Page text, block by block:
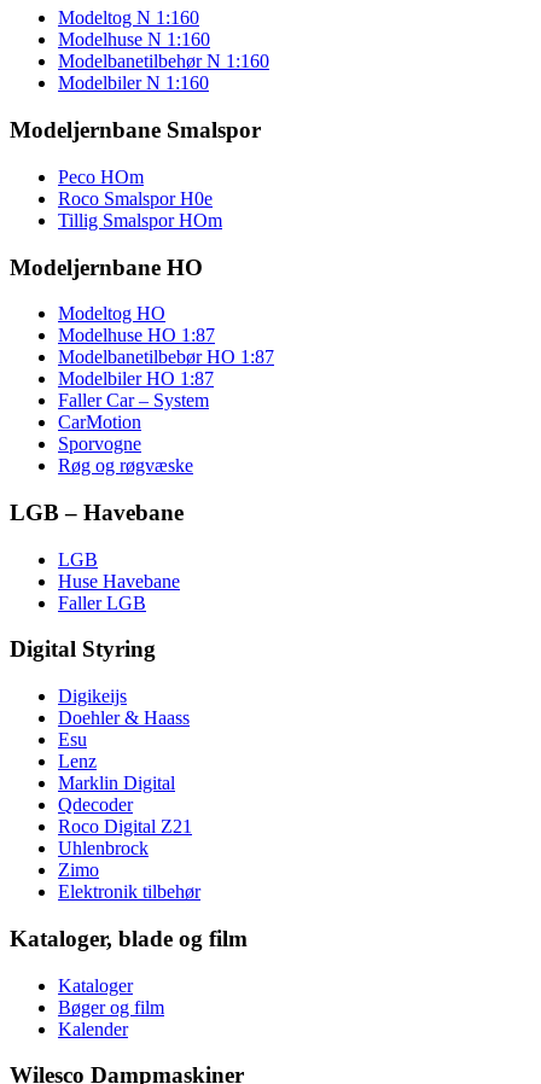
Modeltog N 1:160
Modelhuse N 1:160
Modelbanetilbehør N 1:160
Modelbiler N 1:160
Modeljernbane Smalspor
Peco HOm
Roco Smalspor H0e
Tillig Smalspor HOm
Modeljernbane HO
Modeltog HO
Modelhuse HO 1:87
Modelbanetilbebør HO 1:87
Modelbiler HO 1:87
Faller Car – System
CarMotion
Sporvogne
Røg og røgvæske
LGB – Havebane
LGB
Huse Havebane
Faller LGB
Digital Styring
Digikeijs
Doehler & Haass
Esu
Lenz
Marklin Digital
Qdecoder
Roco Digital Z21
Uhlenbrock
Zimo
Elektronik tilbehør
Kataloger, blade og film
Kataloger
Bøger og film
Kalender
Wilesco Dampmaskiner